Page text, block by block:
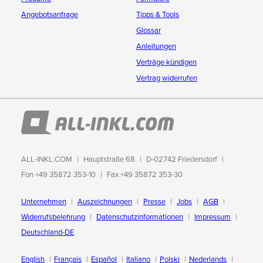
Angebotsanfrage
Tipps & Tools
Glossar
Anleitungen
Verträge kündigen
Vertrag widerrufen
ALL-INKL.COM Hauptstraße 68
D-02742 Friedersdorf
Fon +49 35872 353-10
Fax +49 35872 353-30
Unternehmen Auszeichnungen Presse Jobs
AGB
Widerrufsbelehrung
Datenschutzinformationen
Impressum
Deutschland-DE
English Français Español Italiano Polski Nederlands